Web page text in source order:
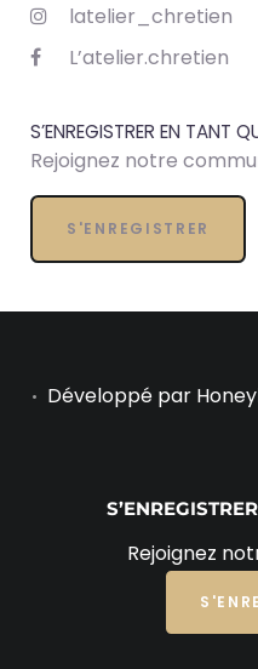
latelier_chretien
L’atelier.chretien
S’ENREGISTRER EN TANT
Rejoignez notre
S'ENREGISTRER
• Développé par
Rejoignez